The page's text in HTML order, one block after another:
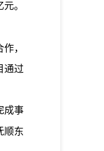
元。
，
通过
成事
顺东